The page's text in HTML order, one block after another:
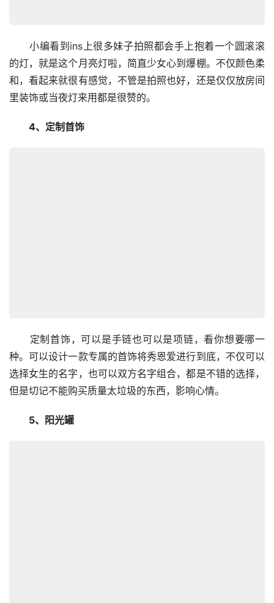
小编看到ins上很多妹子拍照都会手上抱着一个圆滚滚
的灯，就是这个月亮灯啦，简直少女心到爆棚。不仅颜色柔
和，看起来就很有感觉，不管是拍照也好，还是仅仅放房间
里装饰或当夜灯来用都是很赞的。
4、定制首饰
定制首饰，可以是手链也可以是项链，看你想要哪一
种。可以设计一款专属的首饰将秀恩爱进行到底，不仅可以
选择女生的名字，也可以双方名字组合，都是不错的选择，
但是切记不能购买质量太垃圾的东西，影响心情。
5、阳光罐